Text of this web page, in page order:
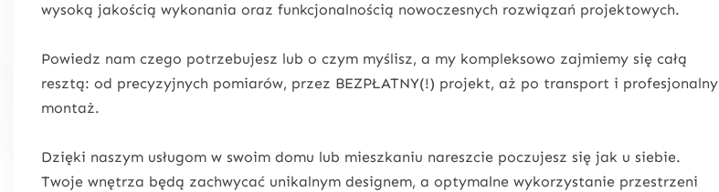
wysoką jakością wykonania oraz funkcjonalnością nowoczesnych rozwiązań projektowych.
Powiedz nam czego potrzebujesz lub o czym myślisz, a my kompleksowo zajmiemy się całą
resztą: od precyzyjnych pomiarów, przez BEZPŁATNY(!) projekt, aż po transport i profesjonalny
montaż.
Dzięki naszym usługom w swoim domu lub mieszkaniu nareszcie poczujesz się jak u siebie.
Twoje wnętrza będą zachwycać unikalnym designem, a optymalne wykorzystanie przestrzeni